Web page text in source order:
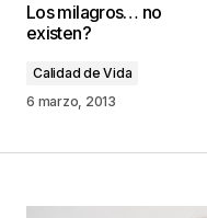
publicada. Los
marcados con
Comentario
Los milagros… no
existen?
Calidad de Vida
6 marzo, 2013